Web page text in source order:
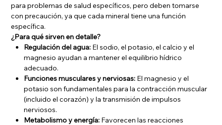
para problemas de salud específicos, pero deben tomarse
con precaución, ya que cada mineral tiene una función
específica.
¿Para qué sirven en detalle?
Regulación del agua:El sodio, el potasio, el calcio y el
magnesio ayudan a mantener el equilibrio hídrico
adecuado.
Funciones musculares y nerviosas:El magnesio y el
potasio son fundamentales para la contracción muscular
(incluido el corazón) y la transmisión de impulsos
nerviosos.
Metabolismo y energía:Favorecen las reacciones